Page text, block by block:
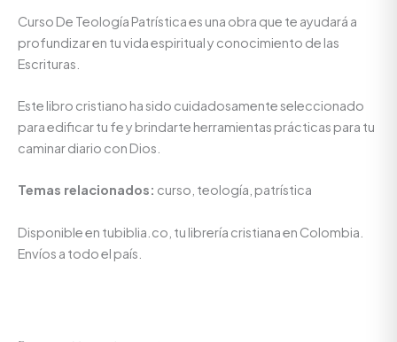
Curso De Teología Patrística es una obra que te ayudará a
profundizar en tu vida espiritual y conocimiento de las
Escrituras.
Este libro cristiano ha sido cuidadosamente seleccionado
para edificar tu fe y brindarte herramientas prácticas para tu
caminar diario con Dios.
Temas relacionados: curso, teología, patrística
Disponible en tubiblia.co, tu librería cristiana en Colombia.
Envíos a todo el país.